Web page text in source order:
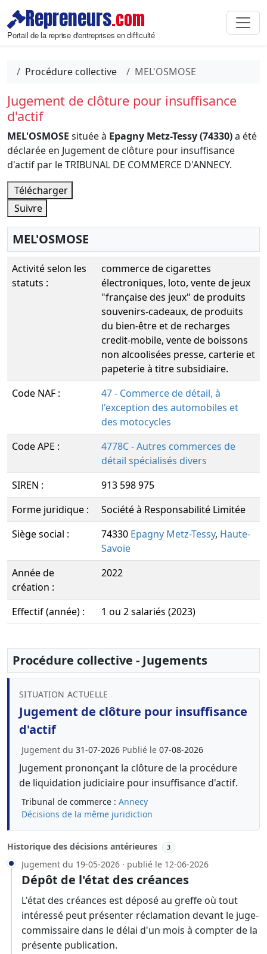
Repreneurs.com
Portail de la reprise d'entreprises en difficulté
Procédure collective MEL'OSMOSE
Jugement de clôture pour insuffisance
d'actif
MEL'OSMOSE située à Epagny Metz-Tessy (74330)a été
déclarée en Jugement de clôture pour insuffisance
d'actif par le TRIBUNAL DE COMMERCE D'ANNECY.
Télécharger
Suivre
MEL'OSMOSE
Activité selon les
statuts :
commerce de cigarettes
électroniques, loto, vente de jeux
"française des jeux" de produits
souvenirs-cadeaux, de produits
du bien-être et de recharges
credit-mobile, vente de boissons
non alcoolisées presse, carterie et
papeterie à titre subsidiaire.
Code NAF :
47 - Commerce de détail, à
l'exception des automobiles et
des motocycles
Code APE :
4778C - Autres commerces de
détail spécialisés divers
SIREN :
913 598 975
Forme juridique :
Société à Responsabilité Limitée
Siège social :
74330 Epagny Metz-Tessy, Haute-
Savoie
Année de
création :
2022
Effectif (année) : 1 ou 2 salariés (2023)
Procédure collective - Jugements
SITUATION ACTUELLE
Jugement de clôture pour insuffisance
d'actif
Jugement du 31-07-2026 Publié le 07-08-2026
Jugement prononçant la clôture de la procédure
de liquidation judiciaire pour insuffisance d'actif.
Tribunal de commerce : Annecy
Décisions de la même juridiction
Historique des décisions antérieures 3
Jugement du 19-05-2026 · publié le 12-06-2026
Dépôt de l'état des créances
L'état des créances est déposé au greffe où tout
intéressé peut présenter réclamation devant le juge-
commissaire dans le délai d'un mois à compter de la
présente publication.